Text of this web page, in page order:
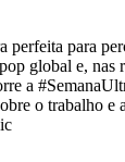
perfeita para
global e, nas
a
o trabalho e